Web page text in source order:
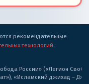
рекомендательные
технологий.
России» («Легион
«Исламский джихад –